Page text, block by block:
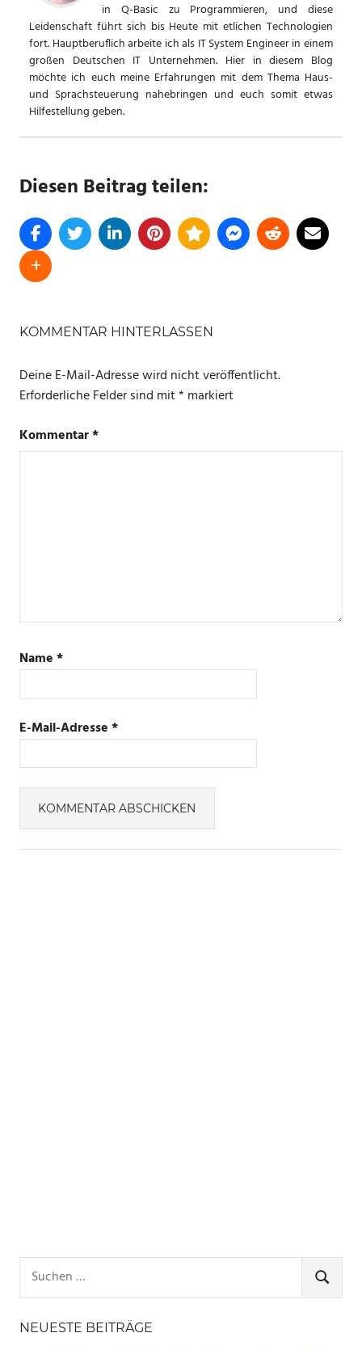
in Q-Basic zu Programmieren, und diese
Leidenschaft führt sich bis Heute mit etlichen Technologien
fort. Hauptberuflich arbeite ich als IT System Engineer in einem
großen Deutschen IT Unternehmen. Hier in diesem Blog
möchte ich euch meine Erfahrungen mit dem Thema Haus-
und Sprachsteuerung nahebringen und euch somit etwas
Hilfestellung geben.
Diesen Beitrag teilen:
ALEXA
PHILIPS
HUE
TEICH
KOMMENTAR HINTERLASSEN
Deine E-Mail-Adresse wird nicht veröffentlicht.
Erforderliche Felder sind mit* markiert
Kommentar*
Name*
E-Mail-Adresse*
nach:
SUCHEN
NEUESTE BEITRÄGE